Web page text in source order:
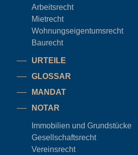
Arbeitsrecht
Mietrecht
Wohnungseigentumsrecht
Baurecht
URTEILE
GLOSSAR
MANDAT
NOTAR
Immobilien und Grundstücke
Gesellschaftsrecht
Vereinsrecht